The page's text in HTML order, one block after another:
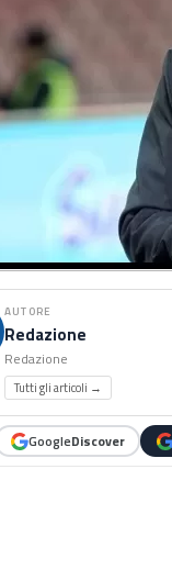
AUTORE
Redazione
Redazione
Tutti gli articoli →
GoogleDiscover